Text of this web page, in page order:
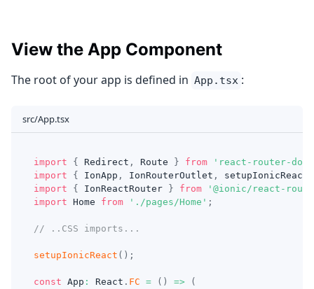
View the App Component
The root of your app is defined in App.tsx :
src/App.tsx
import { Redirect , Route } from
'react-router-dom'
import
{ IonApp , IonRouterOutlet ,
setupIonicReact
import
{ IonReactRouter } from
'@ionic/react-
import Home from './pages/Home' ;
// ..CSS imports...
setupIonicReact ( ) ;
const App : React . FC = ( ) =>
(